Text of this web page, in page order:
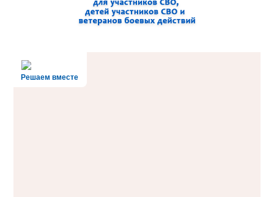
Решаем вместе